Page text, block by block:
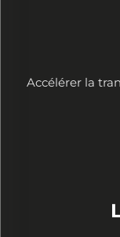
Accélérer la